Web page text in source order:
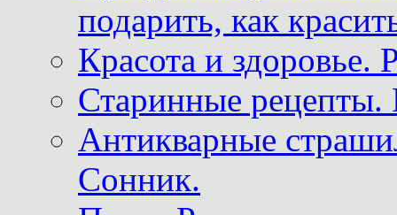
подарить, как
Красота и здоровье.
Старинные рецепты.
Антикварные
Сонник.